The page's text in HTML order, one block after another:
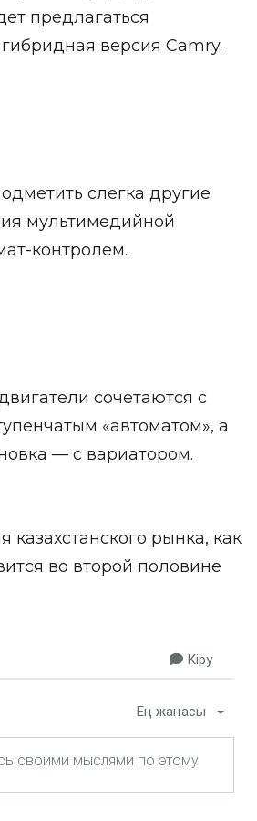
предлагаться
версия Camry.
слегка другие
мультимедийной
контролем.
сочетаются с
«автоматом», а
— с вариатором.
казахстанского рынка, как
во второй половине
Кіру
Ең жаңасы